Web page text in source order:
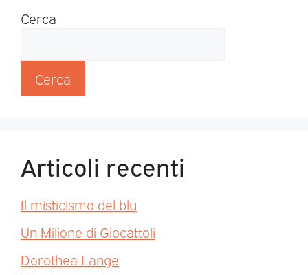
Cerca
Cerca
Articoli recenti
Il misticismo del blu
Un Milione di Giocattoli
Dorothea Lange